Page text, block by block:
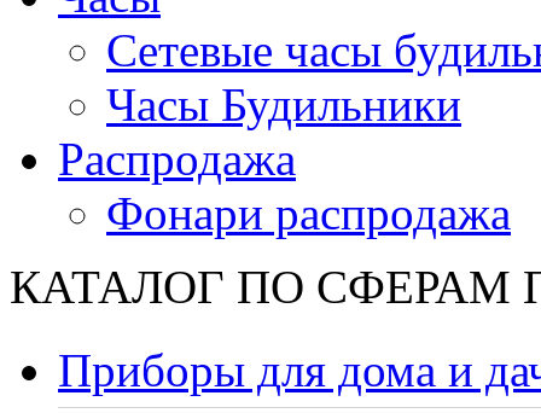
Сетевые часы
Часы Будильники
Распродажа
Фонари распродажа
КАТАЛОГ ПО СФЕРАМ
Приборы для дома и